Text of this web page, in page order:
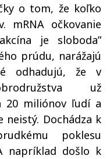
o tom, že koľko
mRNA očkovanie
je sloboda”
prúdu, narážajú
odhadujú, že v
už
20 miliónov ľudí a
Dochádza k
poklesu
napríklad došlo k